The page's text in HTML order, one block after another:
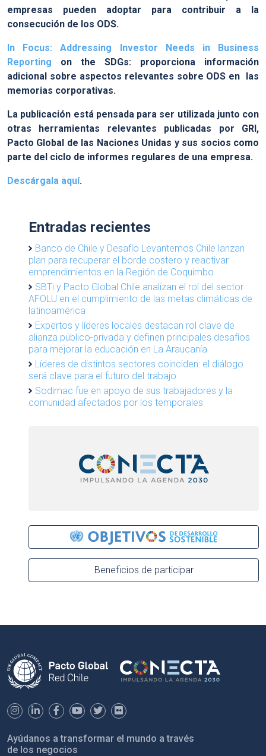
empresas pueden adoptar para contribuir a la
consecución de los ODS.
In Focus: Addressing Investor Needs in Business
Reporting on the SDGs: proporciona información
adicional sobre aspectos relevantes sobre ODS en las
memorias corporativas.
La publicación está pensada para ser utilizada junto con
otras herramientas relevantes publicadas por GRI,
Pacto Global de las Naciones Unidas y sus socios como
parte del ciclo de informes regulares de una empresa.
Descárgala aquí.
Entradas recientes
Banco de Chile y Desafío Levantemos Chile lanzan
plan para recuperar el borde costero y reactivar
emprendimientos en la Región de Coquimbo
SBTi y Pacto Global Chile analizan el rol del sector
AFOLU en el cumplimiento de las metas climáticas de
latinoamérica
Expertos y líderes locales destacan rol clave de
alianza público-privada y definen principales desafíos
para mejorar la educación en La Araucanía
Líderes de distintos sectores coinciden: el diálogo
será clave para el futuro del trabajo
Sodimac fue en apoyo de sus trabajadores y la
comunidad afectados por los temporales
Beneficios de participar
Ayúdanos a transformar el mundo a través
de los negocios